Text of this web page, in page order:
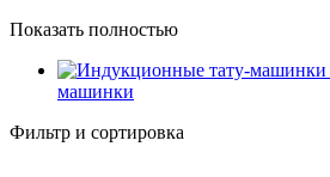
Показать полностью
машинки
Фильтр и сортировка